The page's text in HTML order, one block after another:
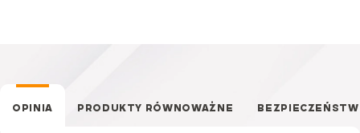
OPINIA PRODUKTY RÓWNOWAŻNE